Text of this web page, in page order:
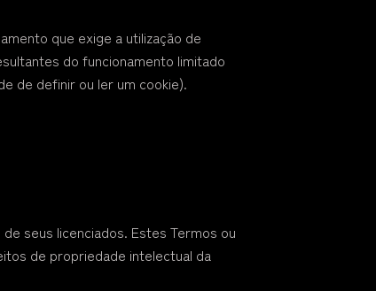
que exige a utilização de
do funcionamento limitado
de definir ou ler um cookie).
seus licenciados. Estes Termos ou
de propriedade intelectual da